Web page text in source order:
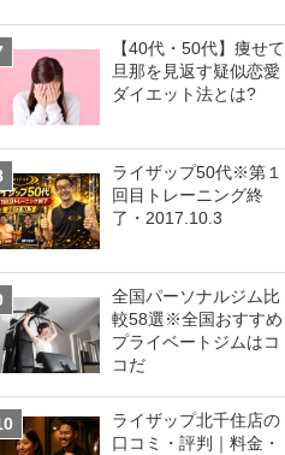
【40代・50代】痩せて
旦那を見返す疑似恋愛
ダイエット法とは?
ライザップ50代※第１
回目トレーニング終
了・2017.10.3
全国パーソナルジム比
較58選※全国おすすめ
プライベートジムはコ
コだ
ライザップ北千住店の
口コミ・評判｜料金・